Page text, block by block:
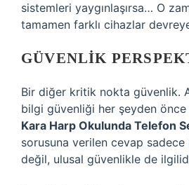
sistemleri yaygınlaşırsa… O
tamamen farklı cihazlar
GÜVENLIK
Bir diğer kritik nokta güvenlik.
bilgi güvenliği her şeyden
Kara Harp Okulunda Telefon
sorusuna verilen cevap
değil, ulusal güvenlikle de